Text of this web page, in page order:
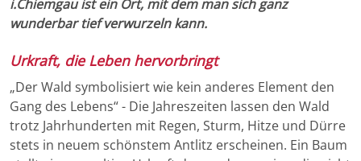
i.Chiemgau ist ein Ort, mit dem man sich ganz
wunderbar tief verwurzeln kann.
Urkraft, die Leben hervorbringt
„Der Wald symbolisiert wie kein anderes Element den
Gang des Lebens“ - Die Jahreszeiten lassen den Wald
trotz Jahrhunderten mit Regen, Sturm, Hitze und Dürre
stets in neuem schönstem Antlitz erscheinen. Ein Baum